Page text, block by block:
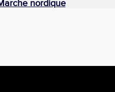
nordique